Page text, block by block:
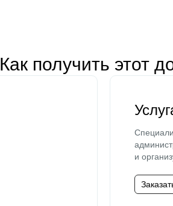
Как получить этот
и